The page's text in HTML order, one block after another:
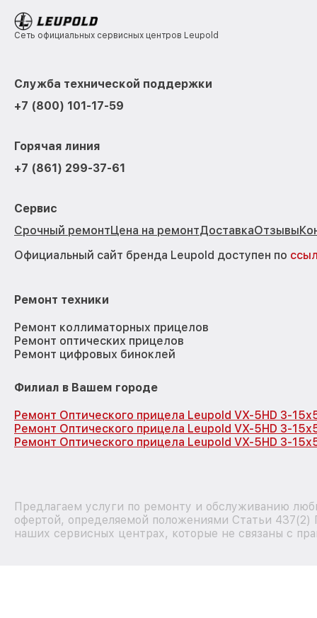
Сеть официальных сервисных центров Leupold
Служба технической поддержки
+7 (800) 101-17-59
Горячая линия
+7 (861) 299-37-61
Сервис
Срочный ремонтЦена на ремонтДоставкаОтзывы
Официальный сайт бренда Leupold доступен по
Ремонт техники
Ремонт коллиматорных прицелов
Ремонт оптических прицелов
Ремонт цифровых биноклей
Филиал в Вашем городе
Ремонт Оптического прицела Leupold VX-5HD 3-
Ремонт Оптического прицела Leupold VX-5HD 3-
Ремонт Оптического прицела Leupold VX-5HD 3-
Предлагаем услуги по ремонту и обслуживанию
офертой, определяемой положениями Статьи 437(2)
наших сервисных центрах, которые не связаны с